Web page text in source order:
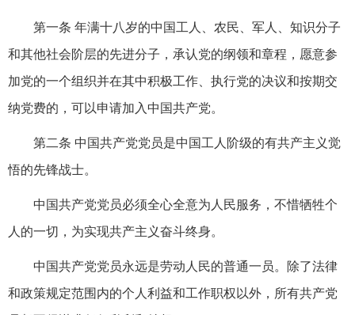
第一条 年满十八岁的中国工人、农民、军人、知识分子
和其他社会阶层的先进分子，承认党的纲领和章程，愿意参
加党的一个组织并在其中积极工作、执行党的决议和按期交
纳党费的，可以申请加入中国共产党。
第二条 中国共产党党员是中国工人阶级的有共产主义觉
悟的先锋战士。
中国共产党党员必须全心全意为人民服务，不惜牺牲个
人的一切，为实现共产主义奋斗终身。
中国共产党党员永远是劳动人民的普通一员。除了法律
和政策规定范围内的个人利益和工作职权以外，所有共产党